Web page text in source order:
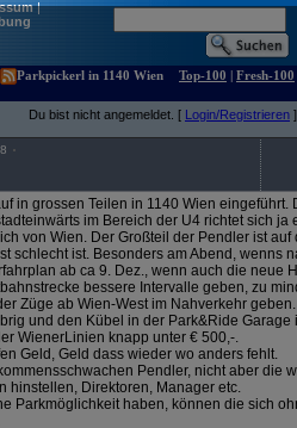
|
Parkpickerl in 1140 Wien
Top-100 | Fresh-100
Du bist nicht angemeldet. [ Login/Registrieren ]
in grossen Teilen in 1140 Wien
im Bereich der U4 richtet sich
von Wien. Der Großteil der Pendler ist
schlecht ist. Besonders am Abend, wenns
ab ca 9. Dez., wenn auch die neue
bessere Intervalle geben, zu
Züge ab Wien-West im Nahverkehr geben.
und den Kübel in der Park&Ride
WienerLinien knapp unter € 500,-.
Geld, Geld dass wieder wo anders fehlt.
Pendler, nicht aber die
hinstellen, Direktoren, Manager etc.
Parkmöglichkeit haben, können die sich